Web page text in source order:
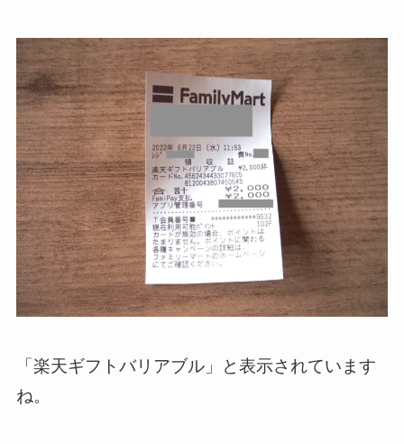
「楽天ギフトバリアブル」と表示されています
ね。